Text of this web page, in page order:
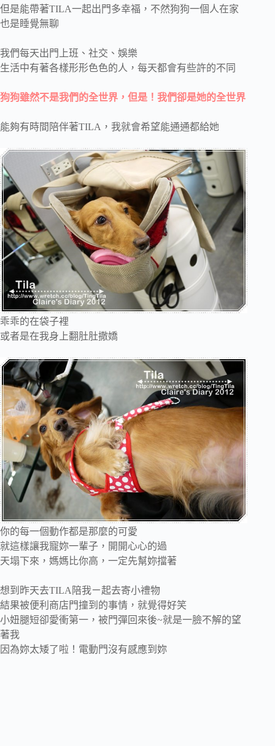
但是能帶著TILA一起出門多幸福，不然狗狗一個人在家
也是睡覺無聊
我們每天出門上班、社交、娛樂
生活中有著各樣形形色色的人，每天都會有些許的不同
狗狗雖然不是我們的全世界，但是！我們卻是她的全世界
能夠有時間陪伴著TILA，我就會希望能通通都給她
乖乖的在袋子裡
或者是在我身上翻肚肚撒嬌
你的每一個動作都是那麼的可愛
就這樣讓我寵妳一輩子，開開心心的過
天塌下來，媽媽比你高，一定先幫妳擋著
想到昨天去TILA陪我ㄧ起去寄小禮物
結果被便利商店門撞到的事情，就覺得好笑
小妞腿短卻愛衝第一，被門彈回來後~就是一臉不解的望
著我
因為妳太矮了啦！電動門沒有感應到妳